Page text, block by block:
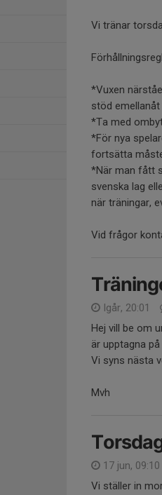
Vi tränar
*Vuxen
stöd
*Ta med
*För nya
fortsätta
*När man fått
svenska lag
när träningar,
Vid frågor
Igår, 20:01
Hej vill be om
är upptagna
Vi syns nästa
Mvh
17 jun, 09:10
Vi ställer in